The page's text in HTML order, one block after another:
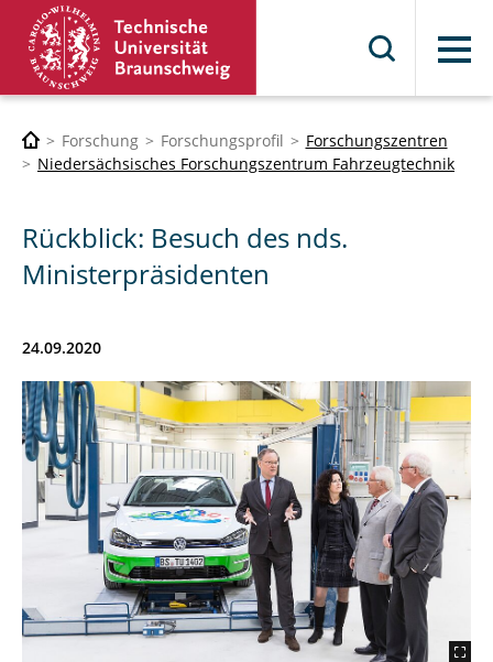
Menü
Forschung Forschungsprofil
Forschungszentren
Niedersächsisches Forschungszentrum Fahrzeugtechnik
Rückblick: Besuch des nds.
Ministerpräsidenten
24.09.2020